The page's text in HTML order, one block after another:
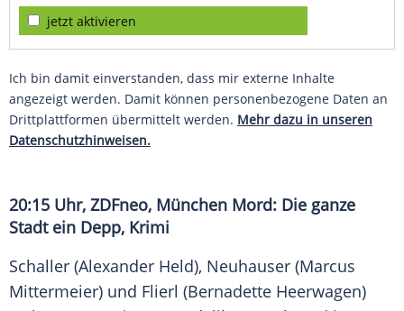
jetzt aktivieren
Ich bin damit einverstanden, dass mir externe Inhalte
angezeigt werden. Damit können personenbezogene Daten an
Drittplattformen übermittelt werden. Mehr dazu in unseren
Datenschutzhinweisen.
20:15 Uhr, ZDFneo, München Mord: Die ganze
Stadt ein Depp, Krimi
Schaller (Alexander Held), Neuhauser (Marcus
Mittermeier) und Flierl (Bernadette Heerwagen)